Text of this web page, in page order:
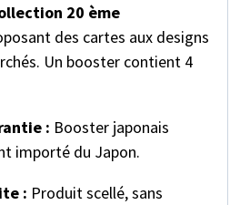
20 ème
des cartes aux designs
Un booster contient 4
: Booster japonais
importé du Japon.
: Produit scellé, sans